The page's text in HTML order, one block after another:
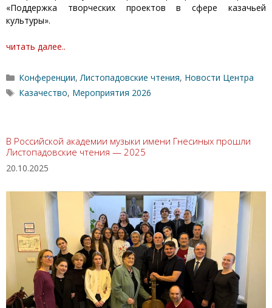
«Поддержка творческих проектов в сфере казачьей
культуры».
читать далее..
Рубрики
Конференции,Листопадовские чтения, Новости Центра
Метки
Казачество, Мероприятия 2026
В Российской академии музыки имени Гнесиных прошли
Листопадовские чтения — 2025
20.10.2025